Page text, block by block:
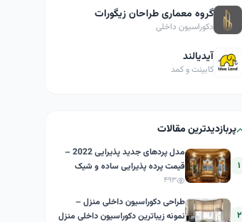
گروه معماری طراحان زیگورات
دکوراسیون داخلی
آیدیالند
کابینت و کمد
پربازدیدترین مقالات
۱
مدل پردهای جدید پذیرایی 2022 –
قیمت پرده پذیرایی ساده و شیک
۴۹۳
۲
طراحی دکوراسیون داخلی منزل –
نمونه زیباترین دکوراسیون داخلی منزل